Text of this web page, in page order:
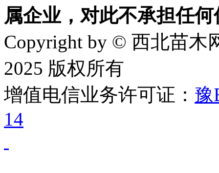
属企业，对此不承担任
Copyright by © 西北苗木
2025 版权所有
增值电信业务许可证： 豫
14